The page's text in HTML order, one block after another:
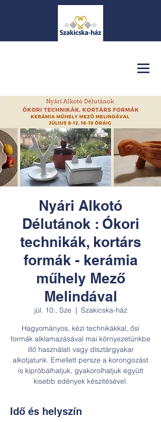
Nyári Alkotó
Délutánok : Ókori
technikák, kortárs
formák - kerámia
műhely Mező
Melindával
júl. 10., Sze
  |
Szakicska-ház
Hagyományos, kézi technikákkal, ősi
formák alklamazásával mai környezetünkbe
illő használati vagy dísztárgyakar
alkotjatunk. Emellett persze a korongozást
is kipróbálhatjuk, gyakorolhatjuk együtt
kisebb edények készítésével.
Idő és helyszín